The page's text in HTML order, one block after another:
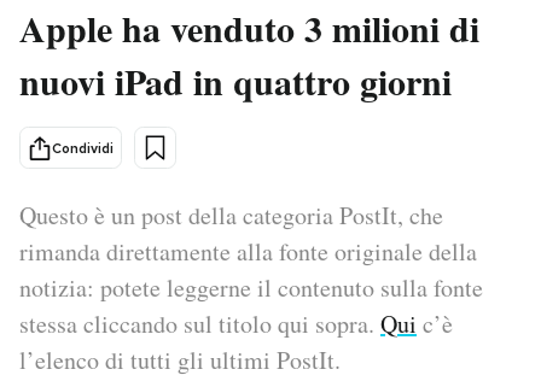
Italia
Politica
Tecnologia
Internet
Scienza
Cultura
Moda
Consumismi
Media
Europa
Apple ha venduto 3 milioni di
nuovi iPad in quattro giorni
Condividi
Questo è un post della categoria PostIt, che
rimanda direttamente alla fonte originale della
notizia: potete leggerne il contenuto sulla fonte
stessa cliccando sul titolo qui sopra. Qui c’è
l’elenco di tutti gli ultimi PostIt.